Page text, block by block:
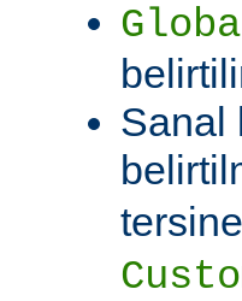
Sanal
tersine